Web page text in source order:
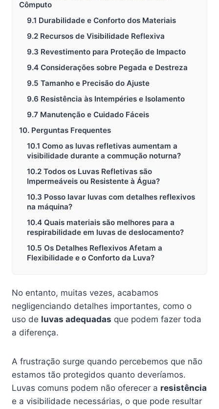
Cômputo
9.1 Durabilidade e Conforto dos Materiais
9.2 Recursos de Visibilidade Reflexiva
9.3 Revestimento para Proteção de Impacto
9.4 Considerações sobre Pegada e Destreza
9.5 Tamanho e Precisão do Ajuste
9.6 Resistência às Intempéries e Isolamento
9.7 Manutenção e Cuidado Fáceis
10. Perguntas Frequentes
10.1 Como as luvas refletivas aumentam a
visibilidade durante a commução noturna?
10.2 Todos os Luvas Refletivas são
Impermeáveis ou Resistente à Água?
10.3 Posso lavar luvas com detalhes reflexivos
na máquina?
10.4 Quais materiais são melhores para a
respirabilidade em luvas de deslocamento?
10.5 Os Detalhes Reflexivos Afetam a
Flexibilidade e o Conforto da Luva?
No entanto, muitas vezes, acabamos
negligenciando detalhes importantes, como o
uso de luvas adequadas que podem fazer toda
a diferença.
A frustração surge quando percebemos que não
estamos tão protegidos quanto deveríamos.
Luvas comuns podem não oferecer a resistência
e a visibilidade necessárias, o que pode resultar